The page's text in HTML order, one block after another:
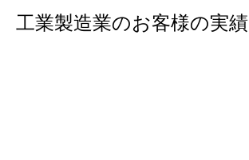
工業製造業のお客様の実績